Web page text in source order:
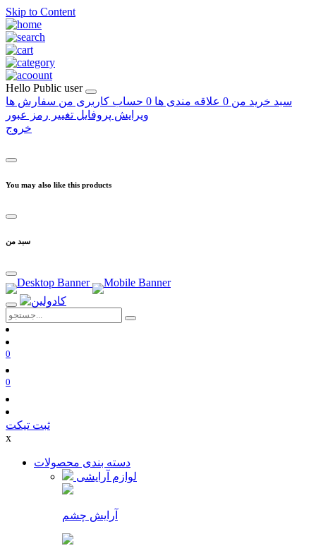
Skip to Content
Hello Public user
سبد خرید من 0 علاقه مندی ها 0 حساب کاربری من سفارش ها
ویرایش پروفایل تغییر رمز عبور
خروج
You may also like this products
سبد من
0
0
ثبت تیکت
x
دسته بندی محصولات
لوازم آرایشی
آرایش چشم